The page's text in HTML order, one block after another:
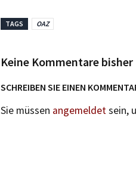
TAGS OAZ
Keine Kommentare bisher
SCHREIBEN SIE EINEN
Sie müssen angemeldetsein,